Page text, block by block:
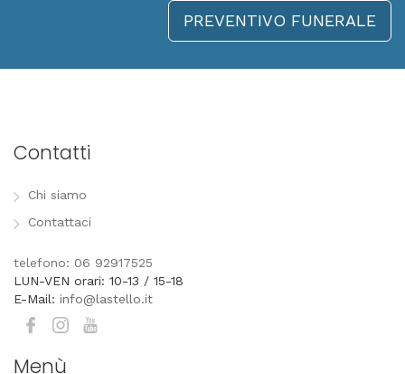
PREVENTIVO FUNERALE
Contatti
Chi siamo
Contattaci
telefono: 06 92917525
LUN-VEN orari: 10-13 / 15-18
E-Mail: info@lastello.it
Menù